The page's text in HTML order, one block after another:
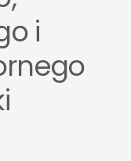
i